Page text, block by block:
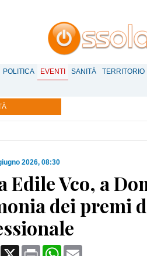
POLITICA EVENTI SANITÀ TERRITORIO
2026, 08:30
Edile Vco, a
dei premi
Facebook
X Print WhatsApp